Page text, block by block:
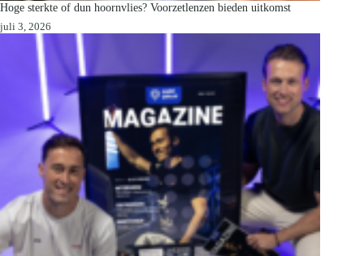
Hoge sterkte of dun hoornvlies? Voorzetlenzen bieden uitkomst
juli 3, 2026